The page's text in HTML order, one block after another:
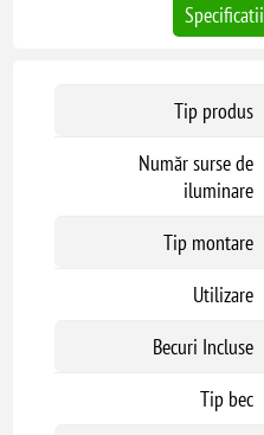
Specificatii
Tip produs
Număr surse de
iluminare
Tip montare
Utilizare
Becuri Incluse
Tip bec